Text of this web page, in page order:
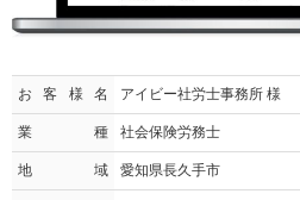
お客様名 アイビー社労士事務所 様
業種 社会保険労務士
地域 愛知県長久手市